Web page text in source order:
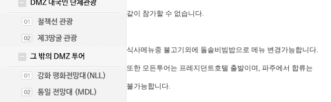
같이 참가할 수 없습니다.
식사메뉴중 불고기외에 돌솥비빔밥으로 메뉴 변경가능합니다.
또한 모든투어는 프레지던트호텔 출발이며, 파주에서 합류는
불가능합니다.